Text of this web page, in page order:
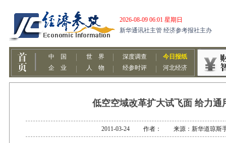
低空空域改革扩大试飞面 给力通
2011-03-24 作者： 来源：新华道琼斯